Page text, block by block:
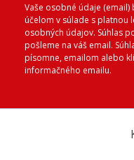
Vaše osobné údaje
účelom v súlade s platnou
osobných údajov. Súhlas
pošleme na váš email.
písomne, emailom alebo
informačného emailu.